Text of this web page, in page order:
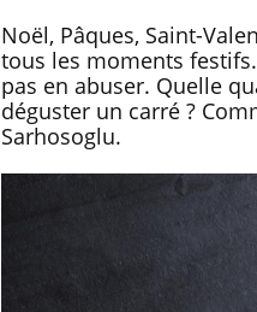
Noël, Pâques, Saint-
tous les moments
pas en abuser. Quelle
déguster un carré ?
Sarhosoglu.